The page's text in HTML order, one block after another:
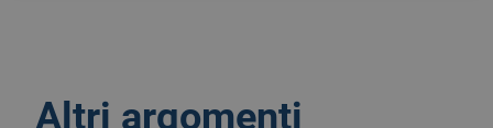
Altri argomenti